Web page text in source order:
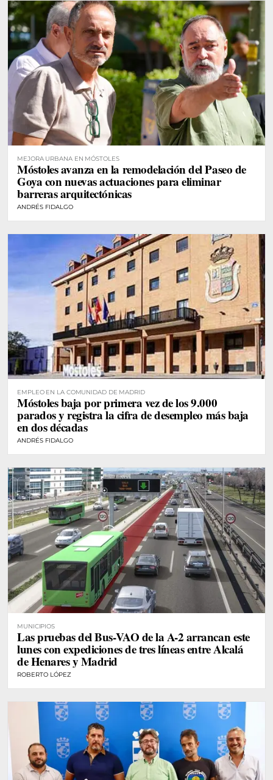
MEJORA URBANA EN MÓSTOLES
Móstoles avanza en la remodelación del Paseo de
Goya con nuevas actuaciones para eliminar
barreras arquitectónicas
ANDRÉS FIDALGO
EMPLEO EN LA COMUNIDAD DE MADRID
Móstoles baja por primera vez de los 9.000
parados y registra la cifra de desempleo más baja
en dos décadas
ANDRÉS FIDALGO
MUNICIPIOS
Las pruebas del Bus-VAO de la A-2 arrancan este
lunes con expediciones de tres líneas entre Alcalá
de Henares y Madrid
ROBERTO LÓPEZ